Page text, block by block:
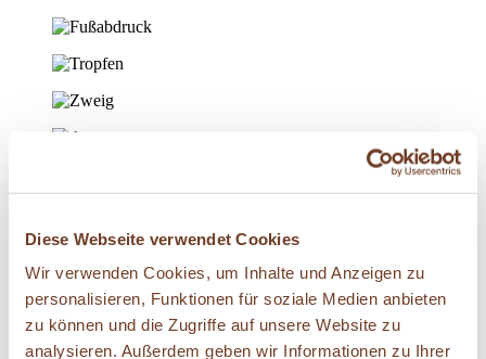
Diese Webseite verwendet Cookies
Wir verwenden Cookies, um Inhalte und Anzeigen zu
personalisieren, Funktionen für soziale Medien anbieten
zu können und die Zugriffe auf unsere Website zu
analysieren. Außerdem geben wir Informationen zu Ihrer
Bassa formazione di scheggiature
Il larice alpino presenta una forte riduzione delle scheggiature e
spaccature grazie alla lavorazione con taglio rigatino e semi-rigatino.
Gli anelli annuali verticali escludono praticamente l’imbarcamento,
frequente invece in altri casi. Ne risultano meno rigonfiamenti e